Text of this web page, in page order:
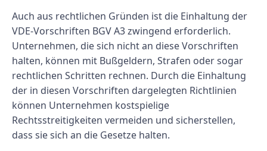
Auch aus rechtlichen Gründen ist die Einhaltung der
VDE-Vorschriften BGV A3 zwingend erforderlich.
Unternehmen, die sich nicht an diese Vorschriften
halten, können mit Bußgeldern, Strafen oder sogar
rechtlichen Schritten rechnen. Durch die Einhaltung
der in diesen Vorschriften dargelegten Richtlinien
können Unternehmen kostspielige
Rechtsstreitigkeiten vermeiden und sicherstellen,
dass sie sich an die Gesetze halten.